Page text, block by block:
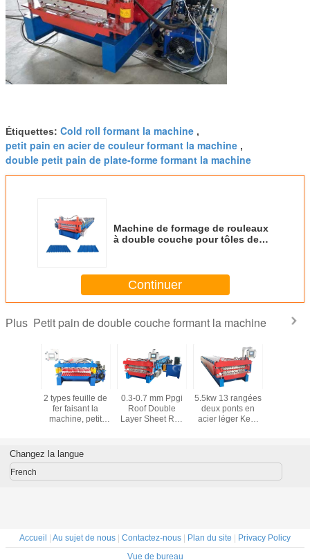
Étiquettes: Cold roll formant la machine ,
petit pain en acier de couleur formant la machine ,
double petit pain de plate-forme formant la machine
Machine de formage de rouleaux
à double couche pour tôles de
Continuer
Plus Petit pain de double couche formant la machine
la
2 types feuille de
fer faisant la
machine, petit
machine 16
rouleaux de
0.3-0.7 mm Ppgi
Roof Double
Layer Sheet Roll
bois
5.5kw 13 rangées
deux ponts en
acier léger Keel
0,45-0,8 mm PPGI
Changez la langue
French
Accueil Au sujet de nous Contactez-nous Plan du site
Privacy Policy
Vue de bureau